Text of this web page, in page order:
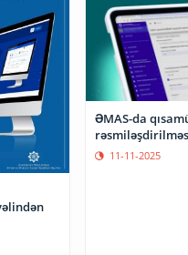
ƏMAS-da
11-11-2025